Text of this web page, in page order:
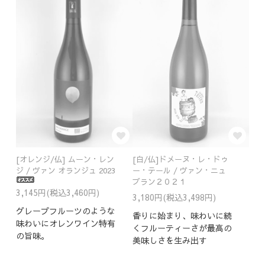
[オレンジ/仏] ムーン・レン
ジ / ヴァン オランジュ 2023
3,145円(税込3,460円)
グレープフルーツのような
味わいにオレンワイン特有
の旨味。
[白/仏]ドメーヌ・レ・ドゥ
ー・テール / ヴァン・ニュ
ブラン２０２１
3,180円(税込3,498円)
香りに始まり、味わいに続
くフルーティーさが最高の
美味しさを生み出す